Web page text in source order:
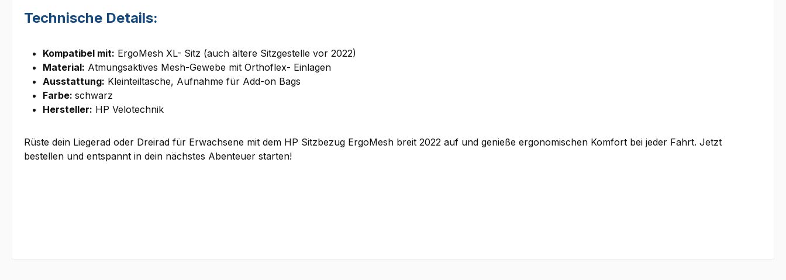
Technische Details:
Kompatibel mit: ErgoMesh XL- Sitz (auch ältere Sitzgestelle vor 2022)
Material: Atmungsaktives Mesh-Gewebe mit Orthoflex- Einlagen
Ausstattung: Kleinteiltasche, Aufnahme für Add-on Bags
Farbe: schwarz
Hersteller: HP Velotechnik
Rüste dein Liegerad oder Dreirad für Erwachsene mit dem HP Sitzbezug ErgoMesh breit 2022 auf und genieße ergonomischen Komfort bei jeder Fahrt. Jetzt
bestellen und entspannt in dein nächstes Abenteuer starten!